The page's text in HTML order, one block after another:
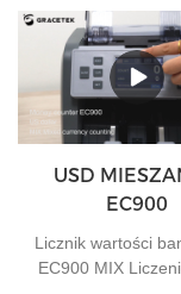
USD
EC900
Licznik wartości
EC900 MIX